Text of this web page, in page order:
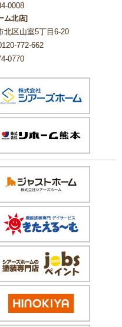
0008
ム北店]
区山室5丁目6-20
772-662
0770